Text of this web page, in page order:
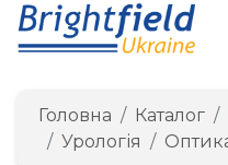
Головна Каталог
Урологія